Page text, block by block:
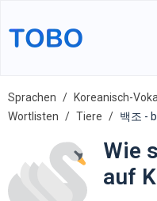
Sprachen
Koreanisch-
Wortlisten
Tiere 백조 -
Wie
auf